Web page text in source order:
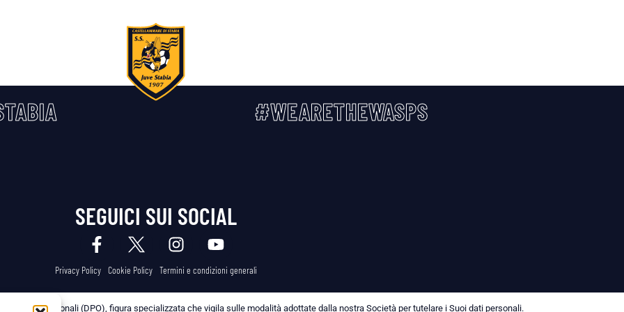
#WEARETHEWASPS
SEGUICI SUI SOCIAL
Privacy Policy Cookie Policy Termini e condizioni generali
dei Dati Personali (DPO), figura specializzata che vigila sulle modalità adottate dalla nostra Società per tutelare i Suoi dati personali.